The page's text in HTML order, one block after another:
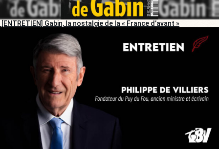
[ENTRETIEN] Gabin, la nostalgie de la « France d’avant »